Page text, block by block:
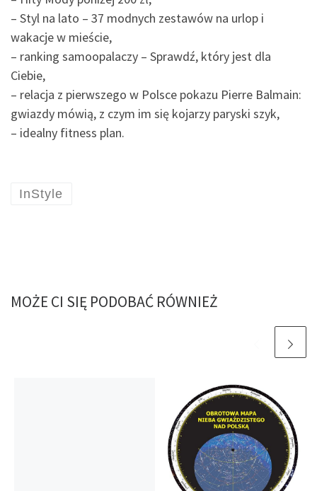
– Styl na lato – 37 modnych zestawów na urlop i
wakacje w mieście,
– ranking samoopalaczy – Sprawdź, który jest dla
Ciebie,
– relacja z pierwszego w Polsce pokazu Pierre Balmain:
gwiazdy mówią, z czym im się kojarzy paryski szyk,
– idealny fitness plan.
InStyle
MOŻE CI SIĘ PODOBAĆ RÓWNIEŻ